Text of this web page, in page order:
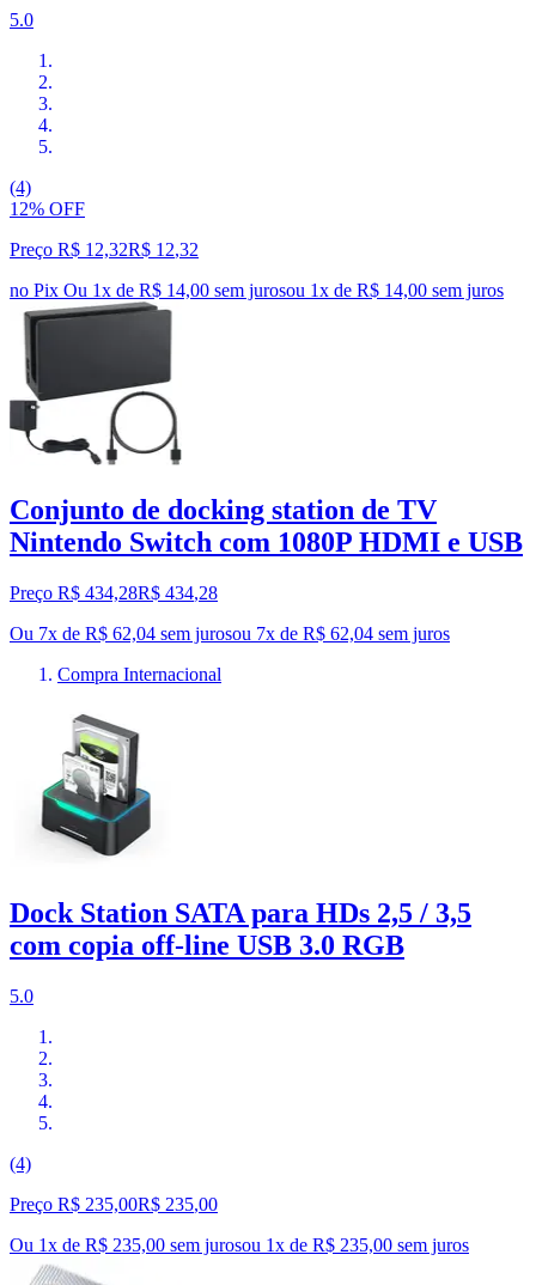
5.0
(4)
12% OFF
Preço R$ 12,32R$ 12,32
no Pix Ou 1x de R$ 14,00 sem jurosou 1x de R$ 14,00 sem juros
Conjunto de docking station de TV
Nintendo Switch com 1080P HDMI e USB
Preço R$ 434,28R$ 434,28
Ou 7x de R$ 62,04 sem jurosou 7x de R$ 62,04 sem juros
Compra Internacional
Dock Station SATA para HDs 2,5 / 3,5
com copia off-line USB 3.0 RGB
5.0
(4)
Preço R$ 235,00R$ 235,00
Ou 1x de R$ 235,00 sem jurosou 1x de R$ 235,00 sem juros